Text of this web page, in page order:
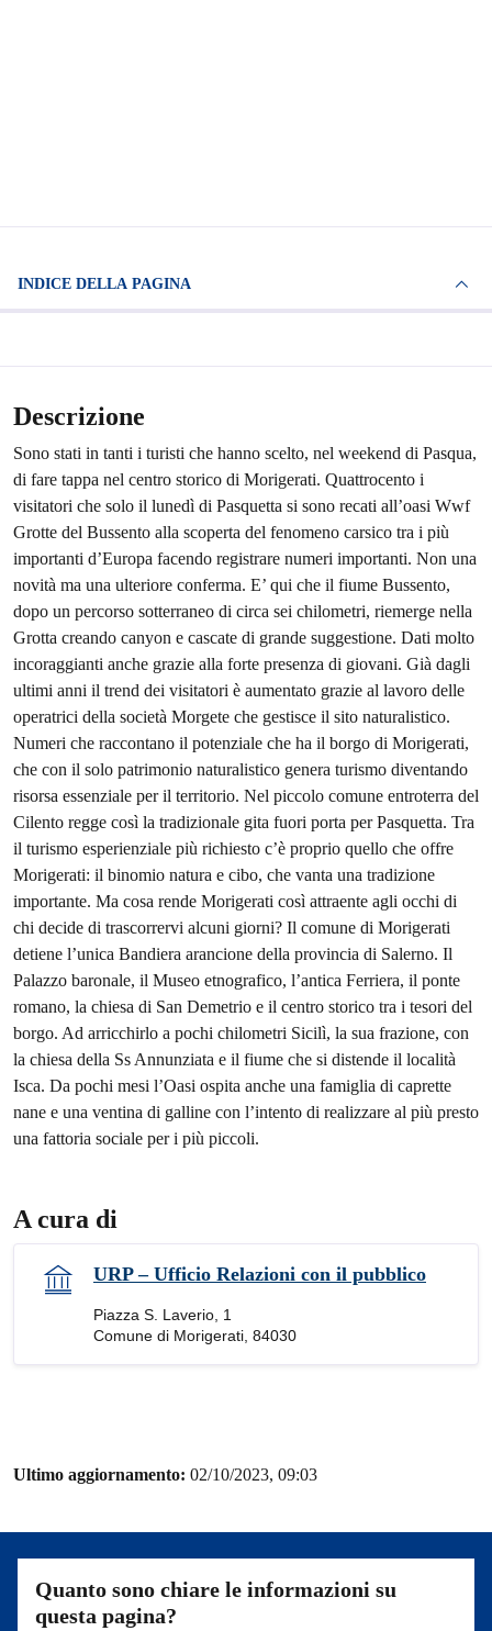
INDICE DELLA PAGINA
Descrizione
Sono stati in tanti i turisti che hanno scelto, nel weekend di Pasqua,
di fare tappa nel centro storico di Morigerati. Quattrocento i
visitatori che solo il lunedì di Pasquetta si sono recati all’oasi Wwf
Grotte del Bussento alla scoperta del fenomeno carsico tra i più
importanti d’Europa facendo registrare numeri importanti. Non una
novità ma una ulteriore conferma. E’ qui che il fiume Bussento,
dopo un percorso sotterraneo di circa sei chilometri, riemerge nella
Grotta creando canyon e cascate di grande suggestione. Dati molto
incoraggianti anche grazie alla forte presenza di giovani. Già dagli
ultimi anni il trend dei visitatori è aumentato grazie al lavoro delle
operatrici della società Morgete che gestisce il sito naturalistico.
Numeri che raccontano il potenziale che ha il borgo di Morigerati,
che con il solo patrimonio naturalistico genera turismo diventando
risorsa essenziale per il territorio. Nel piccolo comune entroterra del
Cilento regge così la tradizionale gita fuori porta per Pasquetta. Tra
il turismo esperienziale più richiesto c’è proprio quello che offre
Morigerati: il binomio natura e cibo, che vanta una tradizione
importante. Ma cosa rende Morigerati così attraente agli occhi di
chi decide di trascorrervi alcuni giorni? Il comune di Morigerati
detiene l’unica Bandiera arancione della provincia di Salerno. Il
Palazzo baronale, il Museo etnografico, l’antica Ferriera, il ponte
romano, la chiesa di San Demetrio e il centro storico tra i tesori del
borgo. Ad arricchirlo a pochi chilometri Sicilì, la sua frazione, con
la chiesa della Ss Annunziata e il fiume che si distende il località
Isca. Da pochi mesi l’Oasi ospita anche una famiglia di caprette
nane e una ventina di galline con l’intento di realizzare al più presto
una fattoria sociale per i più piccoli.
A cura di
URP – Ufficio Relazioni con il pubblico
Piazza S. Laverio, 1
Comune di Morigerati, 84030
Ultimo aggiornamento: 02/10/2023, 09:03
Quanto sono chiare le informazioni su
questa pagina?